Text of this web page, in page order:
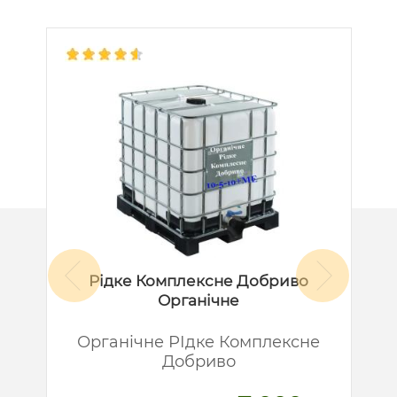
Рідке Комплексне Добриво
Органічне
Органічне РІдке Комплексне
Добриво